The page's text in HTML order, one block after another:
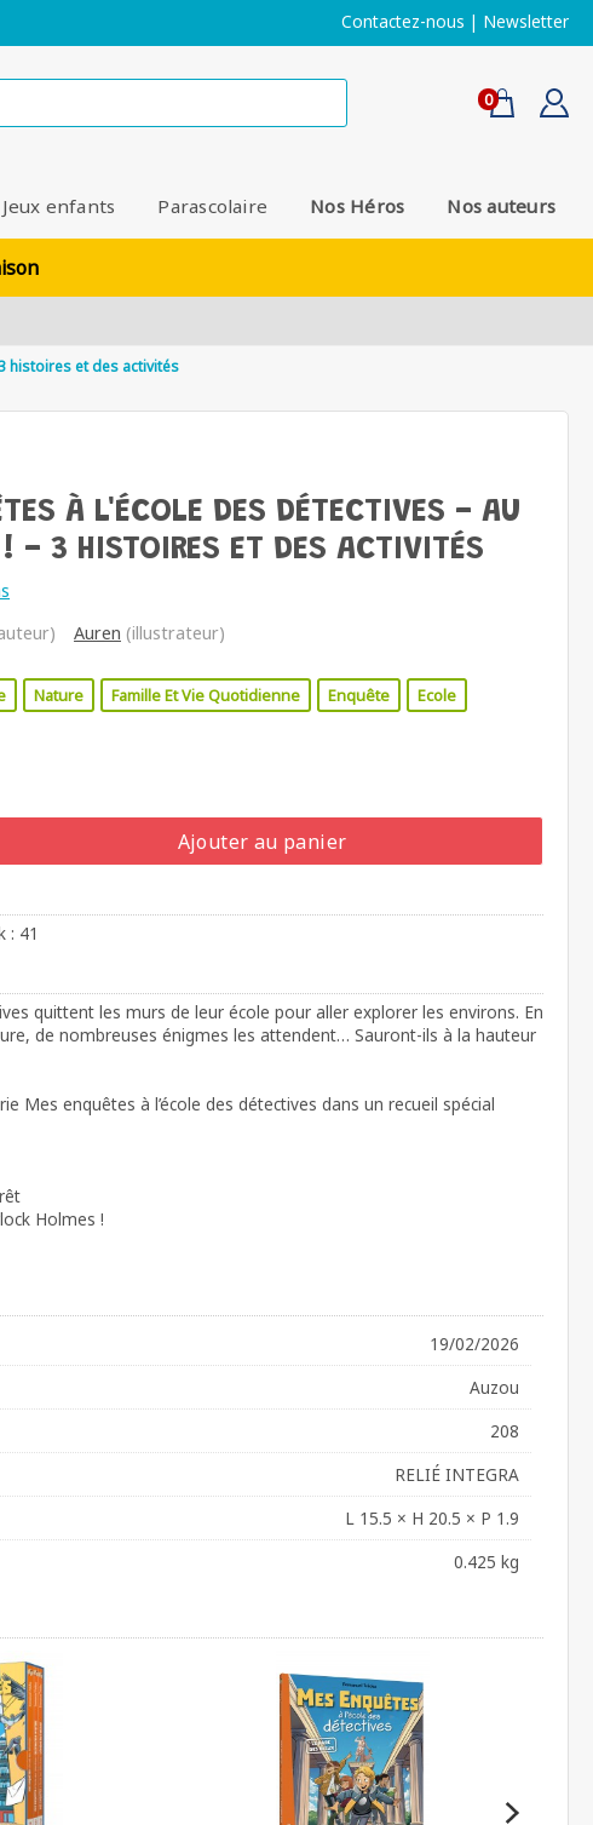
Contactez-nous | Newsletter
0
Jeux enfants Parascolaire Nos Héros Nos auteurs
histoires et des activités
À L'ÉCOLE DES DÉTECTIVES - AU
- 3 HISTOIRES ET DES ACTIVITÉS
Auren (illustrateur)
Nature Famille Et Vie Quotidienne Enquête
Ecole
Ajouter au panier
: 41
quittent les murs de leur école pour aller explorer les environs. En
de nombreuses énigmes les attendent… Sauront-ils à la hauteur
Mes enquêtes à l’école des détectives dans un recueil spécial
Holmes !
19/02/2026
Auzou
208
RELIÉ INTEGRA
L 15.5 × H 20.5 × P 1.9
0.425 kg